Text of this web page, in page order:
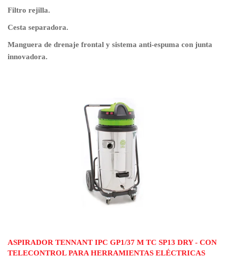
Filtro rejilla.
Cesta separadora.
Manguera de drenaje frontal y sistema anti-espuma con junta
innovadora.
ASPIRADOR TENNANT IPC GP1/37 M TC SP13 DRY - CON
TELECONTROL PARA HERRAMIENTAS ELÉCTRICAS